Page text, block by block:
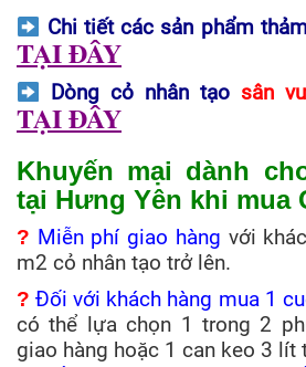
Chi tiết các sản phẩm
TẠI ĐÂY
Dòng cỏ nhân tạo sân
TẠI ĐÂY
Khuyến mại dành
tại Hưng Yên khi mua
? Miễn phí giao hàng với
m2 cỏ nhân tạo trở lên.
? Đối với khách hàng mua 1
có thể lựa chọn 1 trong 2
giao hàng hoặc 1 can keo 3 lít